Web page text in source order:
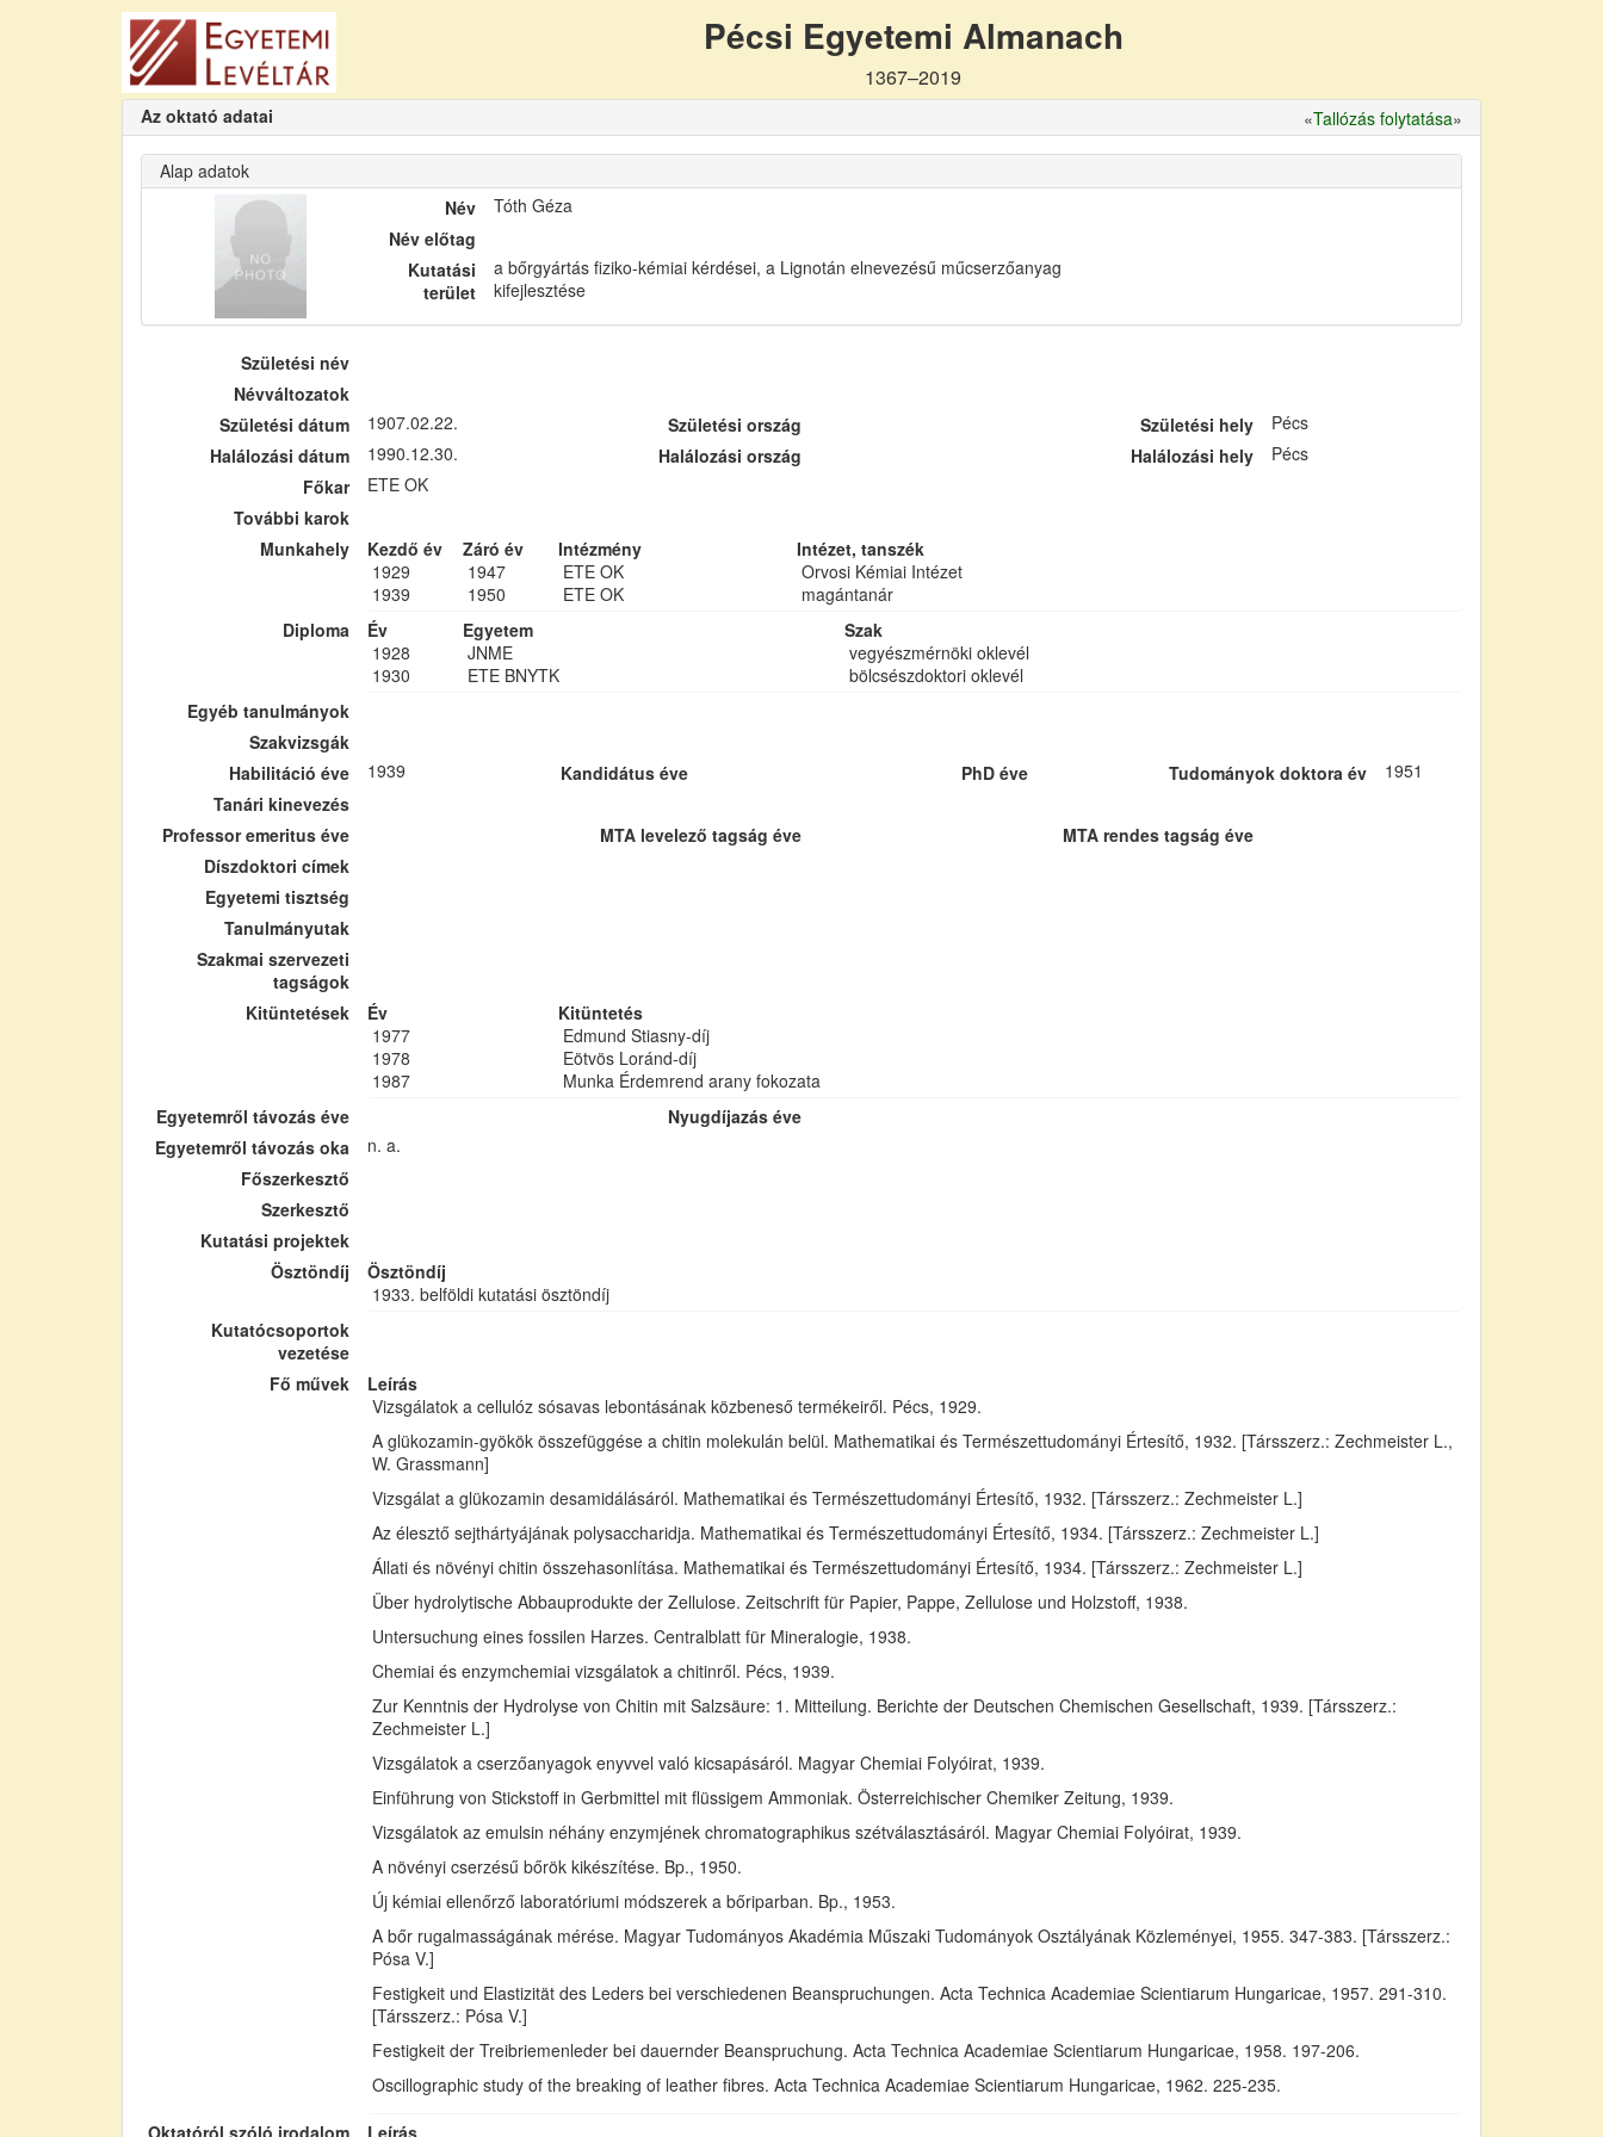
Pécsi Egyetemi Almanach
1367–2019
Az oktató adatai «Tallózás folytatása»
Alap adatok
Név
Tóth Géza
Név előtag
Kutatási
terület
a bőrgyártás fiziko-kémiai kérdései, a Lignotán elnevezésű műcserzőanyag
kifejlesztése
Születési név
Névváltozatok
Születési dátum
1907.02.22. Születési ország Születési hely
Pécs
Halálozási dátum
1990.12.30. Halálozási ország Halálozási hely
Pécs
Főkar
ETE OK
További karok
Munkahely
Kezdő év Záró év Intézmény
Intézet, tanszék
1929
1947 ETE OK
Orvosi Kémiai Intézet
1939
1950 ETE OK
magántanár
Diploma
Év Egyetem
Szak
1928
JNME
vegyészmérnöki oklevél
1930
ETE BNYTK
bölcsészdoktori oklevél
Egyéb tanulmányok
Szakvizsgák
Habilitáció éve
1939 Kandidátus éve PhD éve Tudományok doktora év
1951
Tanári kinevezés
Professor emeritus éve
MTA levelező tagság éve
MTA rendes tagság éve
Díszdoktori címek
Egyetemi tisztség
Tanulmányutak
Szakmai szervezeti
tagságok
Kitüntetések
Év
Kitüntetés
1977
Edmund Stiasny-díj
1978
Eötvös Loránd-díj
1987
Munka Érdemrend arany fokozata
Egyetemről távozás éve
Nyugdíjazás éve
Egyetemről távozás oka
n. a.
Főszerkesztő
Szerkesztő
Kutatási projektek
Ösztöndíj
Ösztöndíj
1933. belföldi kutatási ösztöndíj
Kutatócsoportok
vezetése
Fő művek
Leírás
Vizsgálatok a cellulóz sósavas lebontásának közbeneső termékeiről. Pécs, 1929.
A glükozamin-gyökök összefüggése a chitin molekulán belül. Mathematikai és Természettudományi Értesítő, 1932. [Társszerz.: Zechmeister L.,
W. Grassmann]
Vizsgálat a glükozamin desamidálásáról. Mathematikai és Természettudományi Értesítő, 1932. [Társszerz.: Zechmeister L.]
Az élesztő sejthártyájának polysaccharidja. Mathematikai és Természettudományi Értesítő, 1934. [Társszerz.: Zechmeister L.]
Állati és növényi chitin összehasonlítása. Mathematikai és Természettudományi Értesítő, 1934. [Társszerz.: Zechmeister L.]
Über hydrolytische Abbauprodukte der Zellulose. Zeitschrift für Papier, Pappe, Zellulose und Holzstoff, 1938.
Untersuchung eines fossilen Harzes. Centralblatt für Mineralogie, 1938.
Chemiai és enzymchemiai vizsgálatok a chitinről. Pécs, 1939.
Zur Kenntnis der Hydrolyse von Chitin mit Salzsäure: 1. Mitteilung. Berichte der Deutschen Chemischen Gesellschaft, 1939. [Társszerz.:
Zechmeister L.]
Vizsgálatok a cserzőanyagok enyvvel való kicsapásáról. Magyar Chemiai Folyóirat, 1939.
Einführung von Stickstoff in Gerbmittel mit flüssigem Ammoniak. Österreichischer Chemiker Zeitung, 1939.
Vizsgálatok az emulsin néhány enzymjének chromatographikus szétválasztásáról. Magyar Chemiai Folyóirat, 1939.
A növényi cserzésű bőrök kikészítése. Bp., 1950.
Új kémiai ellenőrző laboratóriumi módszerek a bőriparban. Bp., 1953.
A bőr rugalmasságának mérése. Magyar Tudományos Akadémia Műszaki Tudományok Osztályának Közleményei, 1955. 347-383. [Társszerz.:
Pósa V.]
Festigkeit und Elastizität des Leders bei verschiedenen Beanspruchungen. Acta Technica Academiae Scientiarum Hungaricae, 1957. 291-310.
[Társszerz.: Pósa V.]
Festigkeit der Treibriemenleder bei dauernder Beanspruchung. Acta Technica Academiae Scientiarum Hungaricae, 1958. 197-206.
Oscillographic study of the breaking of leather fibres. Acta Technica Academiae Scientiarum Hungaricae, 1962. 225-235.